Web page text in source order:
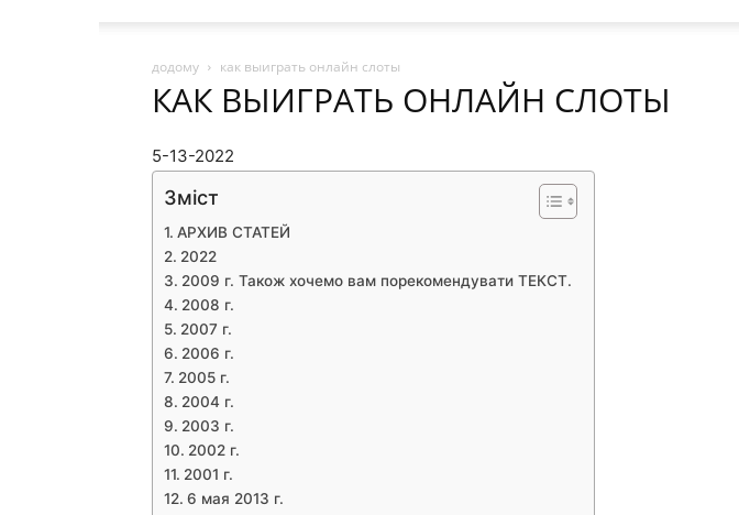
додому как выиграть онлайн слоты
КАК ВЫИГРАТЬ ОНЛАЙН СЛОТЫ
5-13-2022
Зміст
АРХИВ СТАТЕЙ
2022
2009 г. Також хочемо вам порекомендувати ТЕКСТ.
2008 г.
2007 г.
2006 г.
2005 г.
2004 г.
2003 г.
2002 г.
2001 г.
6 мая 2013 г.